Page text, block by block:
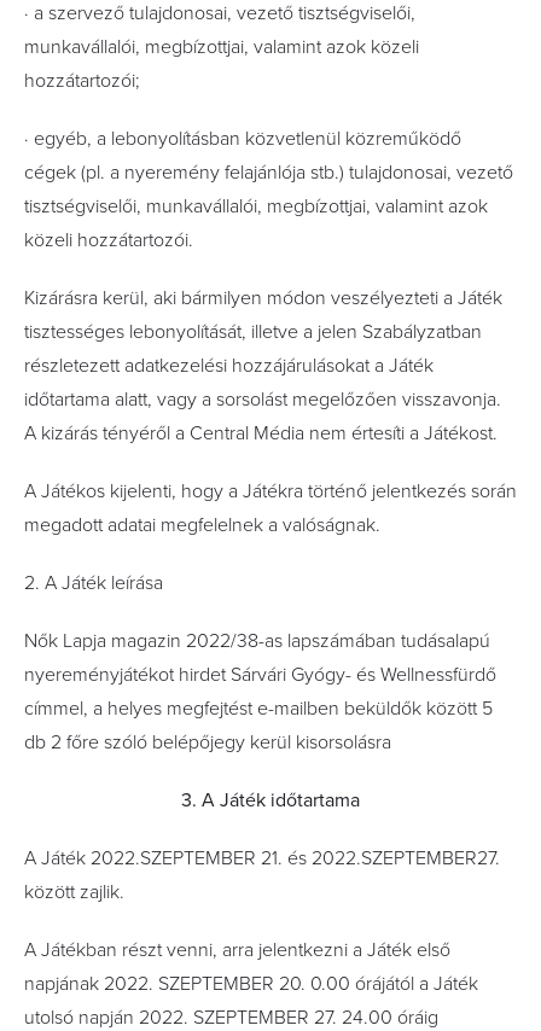
· a szervező tulajdonosai, vezető tisztségviselői,
munkavállalói, megbízottjai, valamint azok közeli
hozzátartozói;
· egyéb, a lebonyolításban közvetlenül közreműködő
cégek (pl. a nyeremény felajánlója stb.) tulajdonosai, vezető
tisztségviselői, munkavállalói, megbízottjai, valamint azok
közeli hozzátartozói.
Kizárásra kerül, aki bármilyen módon veszélyezteti a Játék
tisztességes lebonyolítását, illetve a jelen Szabályzatban
részletezett adatkezelési hozzájárulásokat a Játék
időtartama alatt, vagy a sorsolást megelőzően visszavonja.
A kizárás tényéről a Central Média nem értesíti a Játékost.
A Játékos kijelenti, hogy a Játékra történő jelentkezés során
megadott adatai megfelelnek a valóságnak.
2. A Játék leírása
Nők Lapja magazin 2022/38-as lapszámában tudásalapú
nyereményjátékot hirdet Sárvári Gyógy- és Wellnessfürdő
címmel, a helyes megfejtést e-mailben beküldők között 5
db 2 főre szóló belépőjegy kerül kisorsolásra
3. A Játék időtartama
A Játék 2022.SZEPTEMBER 21. és 2022.SZEPTEMBER27.
között zajlik.
A Játékban részt venni, arra jelentkezni a Játék első
napjának 2022. SZEPTEMBER 20. 0.00 órájától a Játék
utolsó napján 2022. SZEPTEMBER 27. 24.00 óráig